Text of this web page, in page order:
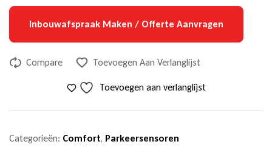
Inbouwafspraak Maken / Offerte Aanvragen
Compare Toevoegen Aan Verlanglijst
Toevoegen aan verlanglijst
Categorieën: Comfort, Parkeersensoren